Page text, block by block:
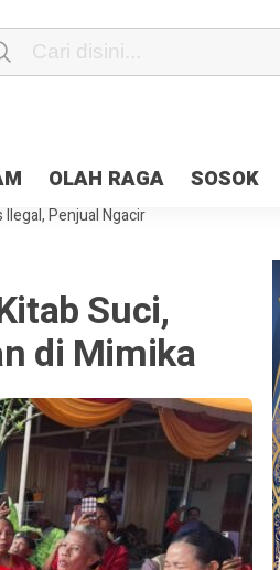
OLAH RAGA SOSOK
Pesan Sejuk Polri di Deklarasi
Jayapura Cair 10 Persen, Deposit
Penjual Ngacir
Suci,
di Mimika